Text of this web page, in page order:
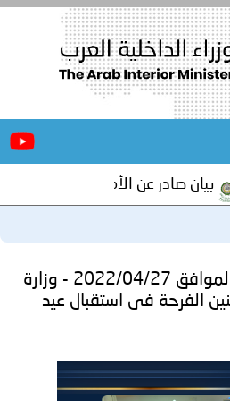
صادر عن الأمانة العامة لمجلس
مصر ـ 1443/9/26هــ الموافق 2022/04/27 - وزارة
الفرحة فى استقبال عيد